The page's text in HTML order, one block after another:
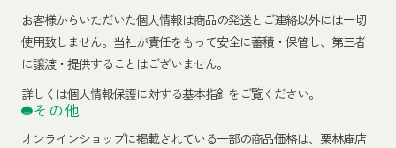
お客様からいただいた個人情報は商品の発送とご連絡以外には一切
使用致しません。当社が責任をもって安全に蓄積・保管し、第三者
に譲渡・提供することはございません。
詳しくは個人情報保護に対する基本指針をご覧ください。
その他
オンラインショップに掲載されている一部の商品価格は、栗林庵店